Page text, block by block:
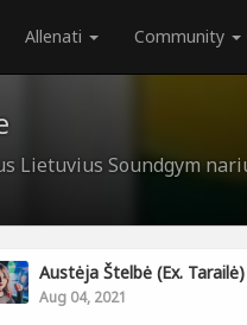
Allenati Community
Lietuvius Soundgym
Austėja Štelbė (ex. Tarailė)
Aug 04, 2021